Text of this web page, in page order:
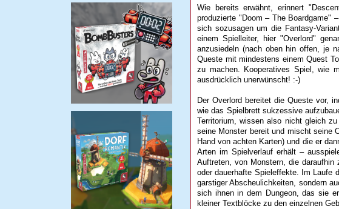
Wie bereits erwähnt, erinnert
produzierte "Doom – The Boardgame"
sich sozusagen um die Fantasy-
einem Spielleiter, hier "Overlord"
anzusiedeln (nach oben hin offen, je
Queste mit mindestens einem Quest
zu machen. Kooperatives Spiel, wie
ausdrücklich unerwünscht! :-)
Der Overlord bereitet die Queste vor,
wie das Spielbrett sukzessive
Territorium, wissen also nicht gleich
seine Monster bereit und mischt seine
Hand von achten Karten) und die er
Arten im Spielverlauf erhält –
Auftreten, von Monstern, die
oder dauerhafte Spieleffekte. Im Laufe
garstiger Abscheulichkeiten, sondern
sich ihnen in dem Dungeon, das sie
kleiner Textblöcke zu den einzelnen